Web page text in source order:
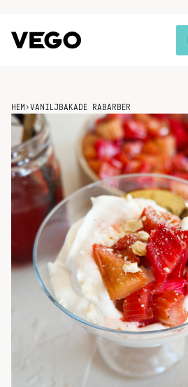
HEM ›VANILJBAKADE RABARBER